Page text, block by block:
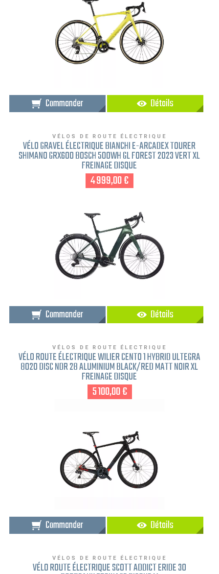
Commander Détails
VÉLOS DE ROUTE ÉLECTRIQUE
VÉLO GRAVEL ÉLECTRIQUE BIANCHI E-ARCADEX TOURER
SHIMANO GRX600 BOSCH 500WH GL FOREST 2023 VERT XL
FREINAGE DISQUE
4 999,00 €
Commander Détails
VÉLOS DE ROUTE ÉLECTRIQUE
VÉLO ROUTE ÉLECTRIQUE WILIER CENTO 1 HYBRID ULTEGRA
8020 DISC NDR 28 ALUMINIUM BLACK/RED MATT NOIR XL
FREINAGE DISQUE
5 100,00 €
Commander Détails
VÉLOS DE ROUTE ÉLECTRIQUE
VÉLO ROUTE ÉLECTRIQUE SCOTT ADDICT ERIDE 30